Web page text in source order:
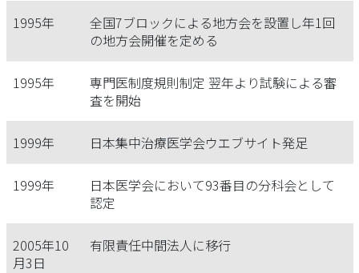
1995年
全国7ブロックによる地方会を設置し年1回
の地方会開催を定める
1995年
専門医制度規則制定 翌年より試験による審
査を開始
1999年 日本集中治療医学会ウエブサイト発足
1999年
日本医学会において93番目の分科会として
認定
2005年10
月3日
有限責任中間法人に移行